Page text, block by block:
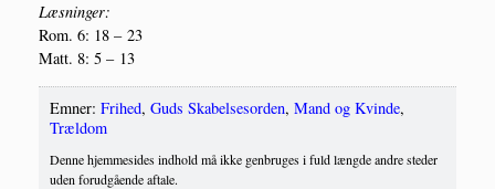
Læs­nin­ger:
Rom. 6: 18 – 23
Matt. 8: 5 – 13
Emner: Frihed, Guds Skabelsesorden, Mand og Kvinde,
Trældom
Denne hjemmesides indhold må ikke genbruges i fuld længde andre steder
uden forudgående aftale.